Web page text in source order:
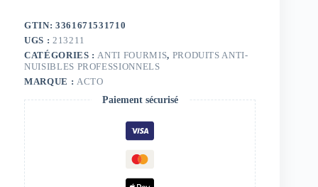
GTIN: 3361671531710
UGS : 213211
CATÉGORIES : ANTI FOURMIS, PRODUITS ANTI-
NUISIBLES PROFESSIONNELS
MARQUE : ACTO
Paiement sécurisé